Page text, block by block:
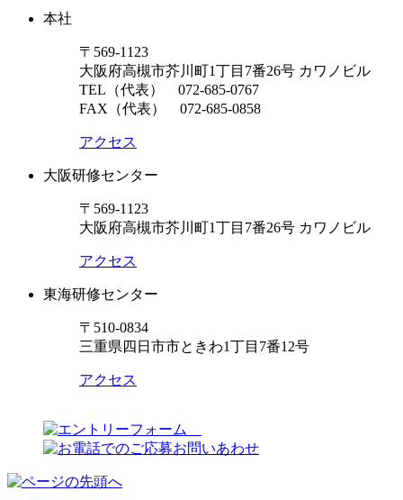
本社
〒569-1123
大阪府高槻市芥川町1丁目7番26号 カワノビル
TEL（代表） 072-685-0767
FAX（代表） 072-685-0858
アクセス
大阪研修センター
〒569-1123
大阪府高槻市芥川町1丁目7番26号 カワノビル
アクセス
東海研修センター
〒510-0834
三重県四日市市ときわ1丁目7番12号
アクセス